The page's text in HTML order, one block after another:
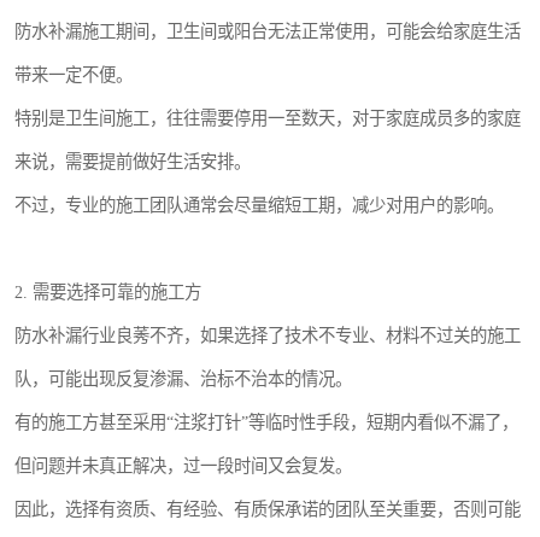
防水补漏施工期间，卫生间或阳台无法正常使用，可能会给家庭生活
带来一定不便。
特别是卫生间施工，往往需要停用一至数天，对于家庭成员多的家庭
来说，需要提前做好生活安排。
不过，专业的施工团队通常会尽量缩短工期，减少对用户的影响。
2. 需要选择可靠的施工方
防水补漏行业良莠不齐，如果选择了技术不专业、材料不过关的施工
队，可能出现反复渗漏、治标不治本的情况。
有的施工方甚至采用“注浆打针”等临时性手段，短期内看似不漏了，
但问题并未真正解决，过一段时间又会复发。
因此，选择有资质、有经验、有质保承诺的团队至关重要，否则可能